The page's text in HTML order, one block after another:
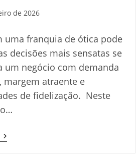
de 2026
uma franquia de ótica pode
decisões mais sensatas se
um negócio com demanda
margem atraente e
de fidelização. Neste